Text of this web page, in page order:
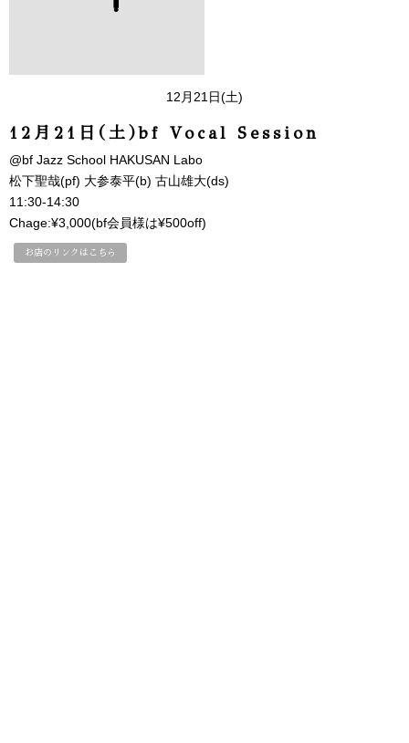
12月21日(土)
12月21日(土)bf Vocal Session
@bf Jazz School HAKUSAN Labo
松下聖哉(pf) 大参泰平(b) 古山雄大(ds)
11:30-14:30
Chage:¥3,000(bf会員様は¥500off)
お店のリンクはこちら